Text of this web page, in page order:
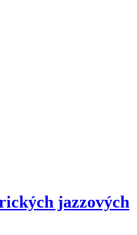
jazzových